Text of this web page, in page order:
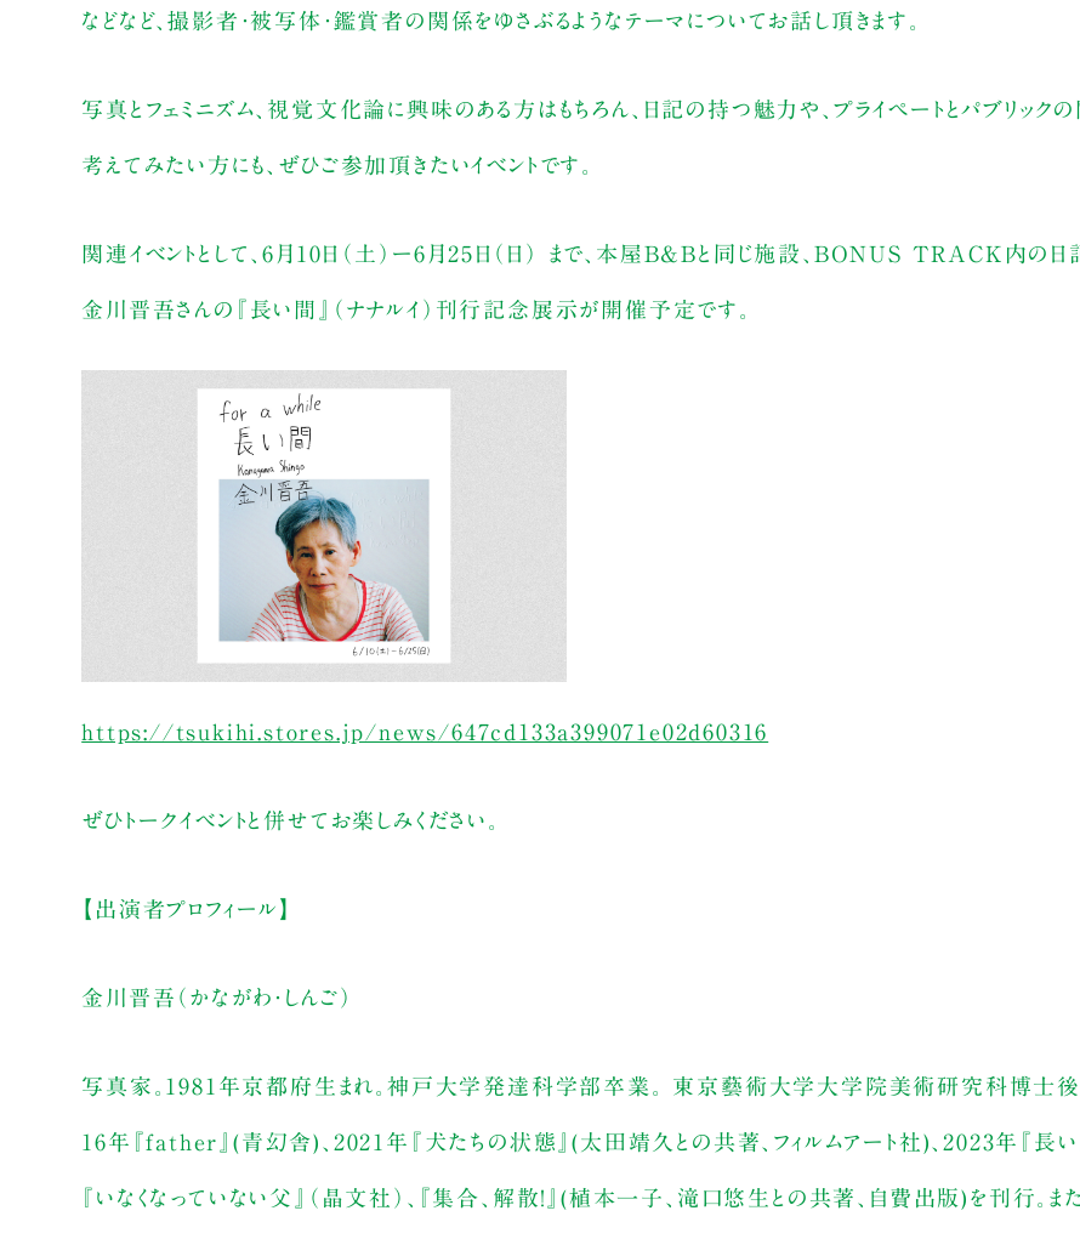
などなど、撮影者・被写体・鑑賞者の関係をゆさぶるようなテーマについてお話し頂きます。
写真とフェミニズム、視覚文化論に興味のある方はもちろん、日記の持つ魅力や、プライペートとパブリック
考えてみたい方にも、ぜひご参加頂きたいイベントです。
関連イベントとして、6月10日（土）ー6月25日（日） まで、本屋B&Bと同じ施設、BONUS TRACK内の日
金川晋吾さんの『長い間』（ナナルイ）刊行記念展示が開催予定です。
https://tsukihi.stores.jp/news/647cd133a399071e02d60316
ぜひトークイベントと併せてお楽しみください。
【出演者プロフィール】
金川晋吾（かながわ・しんご）
写真家。1981年京都府生まれ。神戸大学発達科学部卒業。 東京藝術大学大学院美術研究科博士
16年『father』(青幻舎)、2021年『犬たちの状態』(太田靖久との共著、フィルムアート社)、2023年『長い間
『いなくなっていない父』（晶文社）、『集合、解散！』(植本一子、滝口悠生との共著、自費出版)を刊行。